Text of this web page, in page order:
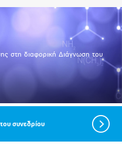
στη διαφορική Διάγνωση του
συνεδρίου